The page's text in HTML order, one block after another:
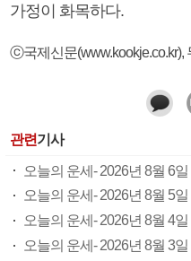
가정이 화목하다.
ⓒ국제신문(www.kookje.co.kr),
관련기사
오늘의 운세- 2026년 8월 6
오늘의 운세- 2026년 8월 5
오늘의 운세- 2026년 8월 4
오늘의 운세- 2026년 8월 3